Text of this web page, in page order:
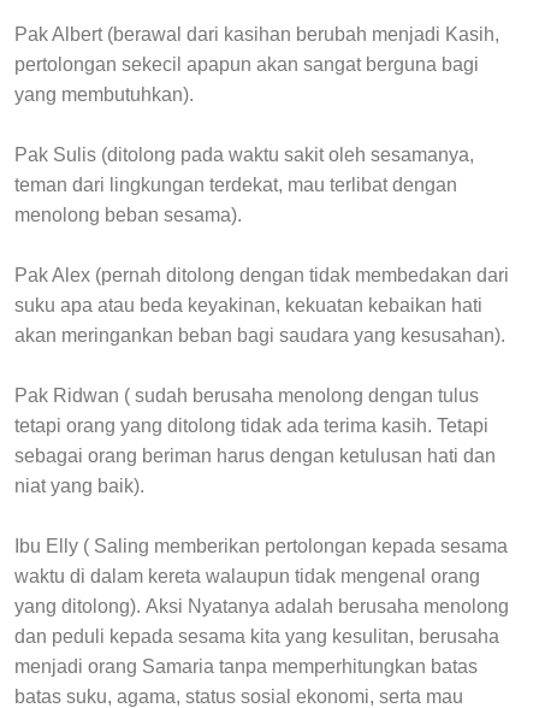
Pak Albert (berawal dari kasihan berubah menjadi Kasih,
pertolongan sekecil apapun akan sangat berguna bagi
yang membutuhkan).
Pak Sulis (ditolong pada waktu sakit oleh sesamanya,
teman dari lingkungan terdekat, mau terlibat dengan
menolong beban sesama).
Pak Alex (pernah ditolong dengan tidak membedakan dari
suku apa atau beda keyakinan, kekuatan kebaikan hati
akan meringankan beban bagi saudara yang kesusahan).
Pak Ridwan ( sudah berusaha menolong dengan tulus
tetapi orang yang ditolong tidak ada terima kasih. Tetapi
sebagai orang beriman harus dengan ketulusan hati dan
niat yang baik).
Ibu Elly ( Saling memberikan pertolongan kepada sesama
waktu di dalam kereta walaupun tidak mengenal orang
yang ditolong). Aksi Nyatanya adalah berusaha menolong
dan peduli kepada sesama kita yang kesulitan, berusaha
menjadi orang Samaria tanpa memperhitungkan batas
batas suku, agama, status sosial ekonomi, serta mau